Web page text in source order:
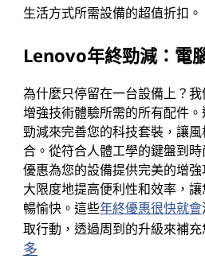
生活方式所需設備的超值折扣。
Lenovo年終勁減：電
為什麼只停留在一台設備上？我
增強技術體驗所需的所有配件
勁減來完善您的科技套裝，讓
合。從符合人體工學的鍵盤到
優惠為您的設備提供完美的增
大限度地提高便利性和效率，
暢愉快。這些年終優惠很快就會
取行動，透過周到的升級來補充
多